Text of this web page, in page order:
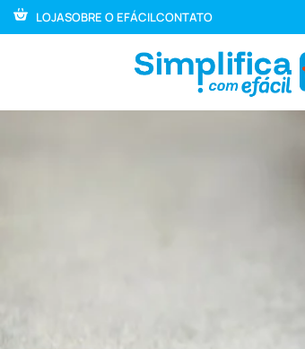
LOJASOBRE O EFÁCILCONTATO